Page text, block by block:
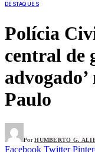
DESTAQUES
Polícia
central de
Paulo
Por HUMBERTO G.
Facebook Twitter